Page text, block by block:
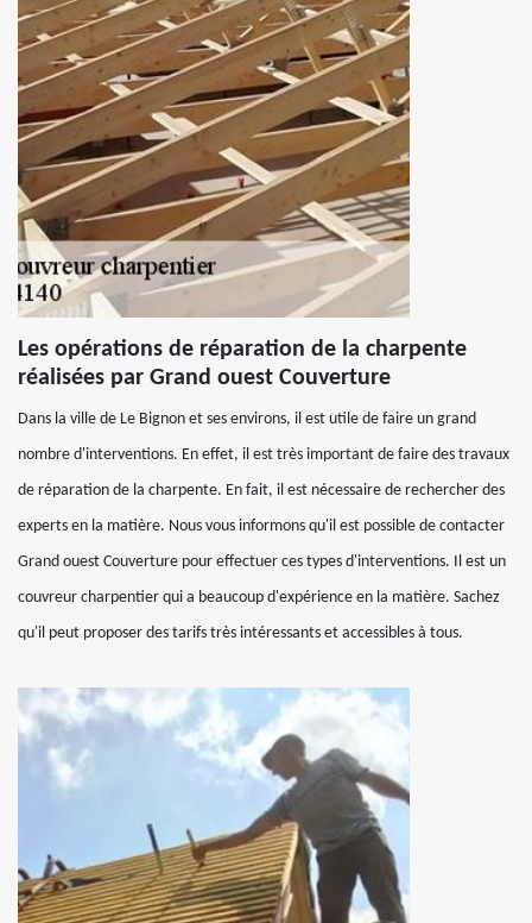
Les opérations de réparation de la charpente
réalisées par Grand ouest Couverture
Dans la ville de Le Bignon et ses environs, il est utile de faire un grand
nombre d'interventions. En effet, il est très important de faire des travaux
de réparation de la charpente. En fait, il est nécessaire de rechercher des
experts en la matière. Nous vous informons qu'il est possible de contacter
Grand ouest Couverture pour effectuer ces types d'interventions. Il est un
couvreur charpentier qui a beaucoup d'expérience en la matière. Sachez
qu'il peut proposer des tarifs très intéressants et accessibles à tous.